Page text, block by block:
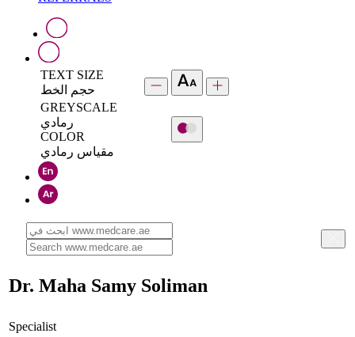
TEXT SIZE
حجم الخط
GREYSCALE
رمادي
COLOR
مقياس رمادي
Dr. Maha Samy Soliman
Specialist